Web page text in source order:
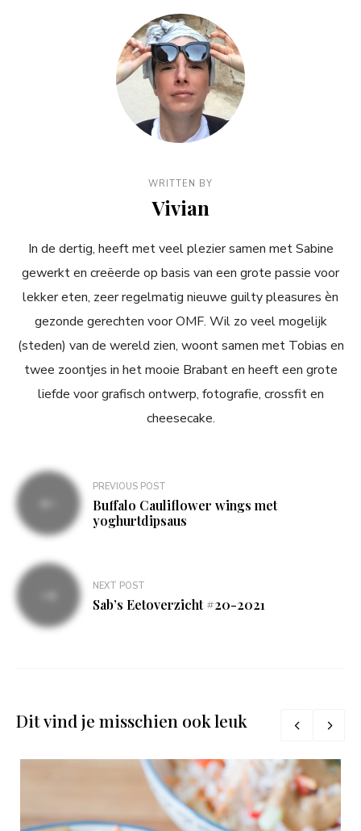
WRITTEN BY
Vivian
In de dertig, heeft met veel plezier samen met Sabine
gewerkt en creëerde op basis van een grote passie voor
lekker eten, zeer regelmatig nieuwe guilty pleasures èn
gezonde gerechten voor OMF. Wil zo veel mogelijk
(steden) van de wereld zien, woont samen met Tobias en
twee zoontjes in het mooie Brabant en heeft een grote
liefde voor grafisch ontwerp, fotografie, crossfit en
cheesecake.
Bericht
navigatie
PREVIOUS POST
Buffalo Cauliflower wings met
yoghurtdipsaus
NEXT POST
Sab’s Eetoverzicht #20-2021
Dit vind je misschien ook leuk